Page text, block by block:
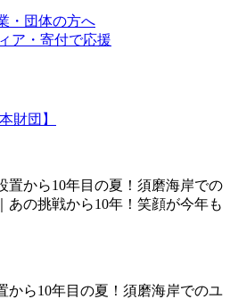
・団体の方へ
ア・寄付で応援
から10年目の夏！須磨海岸でのユ